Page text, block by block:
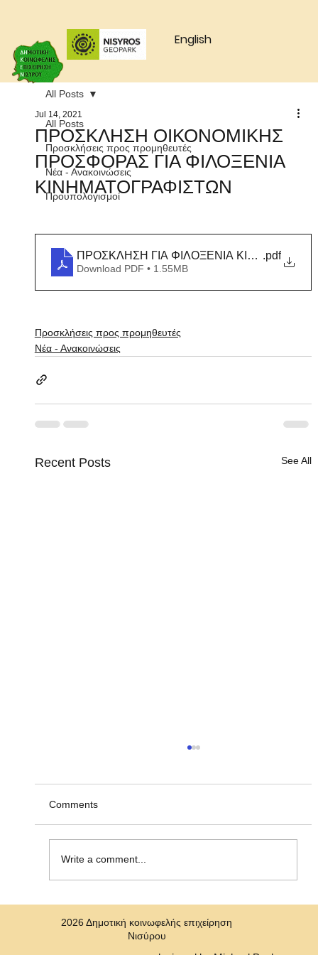
English
All Posts
Προσκλήσεις προς προμηθευτές
Νέα - Ανακοινώσεις
Προυπολογισμοί
All Posts
ΠΡΟΣΚΛΗΣΗ ΟΙΚΟΝΟΜΙΚΗΣ
ΠΡΟΣΦΟΡΑΣ ΓΙΑ ΦΙΛΟΞΕΝΙΑ
ΚΙΝΗΜΑΤΟΓΡΑΦΙΣΤΩΝ
Jul 14, 2021
ΠΡΟΣΚΛΗΣΗ ΓΙΑ ΦΙΛΟΞΕΝΙΑ .pdf
Download PDF • 1.55MB
Προσκλήσεις προς προμηθευτές
Νέα - Ανακοινώσεις
Recent Posts See All
"Σύμβασης Εργασίας Ορισμένου Χρόνου"
Η Δημοτική Κοινωφελής Επιχείρηση Νισύρου
Comments
Write a comment...
2026 Δημοτική κοινωφελής επιχείρηση
Νισύρου